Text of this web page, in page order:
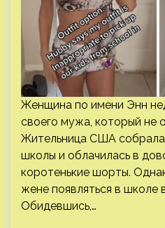
Женщина по имени Энн
своего мужа, который не
Жительница США
школы и облачилась в
коротенькие шорты.
жене появляться в школе
Обидевшись,…